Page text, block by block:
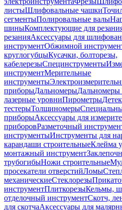
листыШлифовальные чашки
сегментыПолировальные валы
шиныКомплектующие для
резанияАксессуары для
инструментОбжимной
круглогубцыКусачки, болторезы,
кабелерезыСпецинструменты
инструментМерительные
инструменты
приборыДальномерыДальномеры
лазерные уровниПирометры
тестерыТолщиномеры
приборыАксессуары для
приборовРазметочный
инструментыИнструменты для
карандаши строительныеКлейма
монтажный инструмент
трубогибыНожи строительные
просекатели отверстийЛомы
механическиеСтеклорезы
инструментПлиткорезыКельмы,
отделочный инструментСкотч,
для скотчаАксессуары для